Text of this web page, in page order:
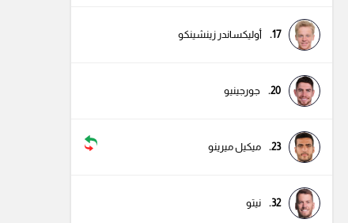
17. أوليكساندر زينشينكو
20. جورجينيو
23. ميكيل ميرينو
32. نيتو